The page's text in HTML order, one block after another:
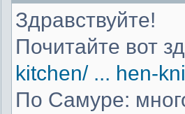
Здравствуйте!
Почитайте вот
kitchen/ ... hen-
По Самуре: